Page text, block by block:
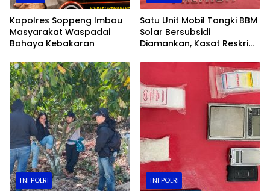
Kapolres Soppeng Imbau
Masyarakat Waspadai
Bahaya Kebakaran
Satu Unit Mobil Tangki BBM
Solar Bersubsidi
Diamankan, Kasat Reskrim
Hukum Berjalan
TNI POLRI TNI POLRI